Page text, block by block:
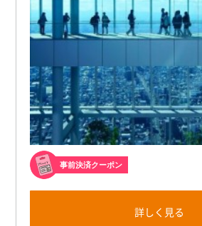
事前決済クーポン
詳しく見る